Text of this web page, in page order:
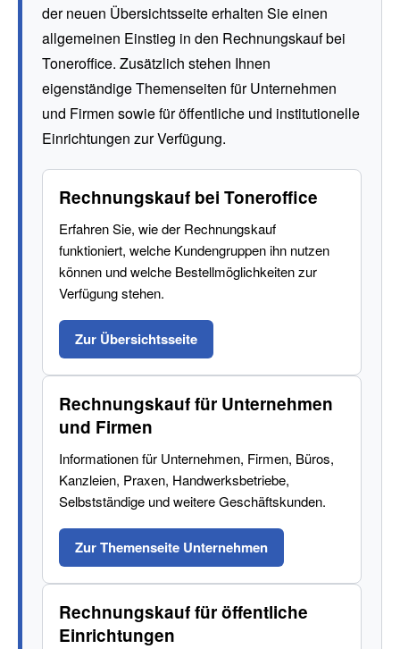
der neuen Übersichtsseite erhalten Sie einen
allgemeinen Einstieg in den Rechnungskauf bei
Toneroffice. Zusätzlich stehen Ihnen
eigenständige Themenseiten für Unternehmen
und Firmen sowie für öffentliche und institutionelle
Einrichtungen zur Verfügung.
Rechnungskauf bei Toneroffice
Erfahren Sie, wie der Rechnungskauf
funktioniert, welche Kundengruppen ihn nutzen
können und welche Bestellmöglichkeiten zur
Verfügung stehen.
Zur Übersichtsseite
Rechnungskauf für Unternehmen
und Firmen
Informationen für Unternehmen, Firmen, Büros,
Kanzleien, Praxen, Handwerksbetriebe,
Selbstständige und weitere Geschäftskunden.
Zur Themenseite Unternehmen
Rechnungskauf für öffentliche
Einrichtungen